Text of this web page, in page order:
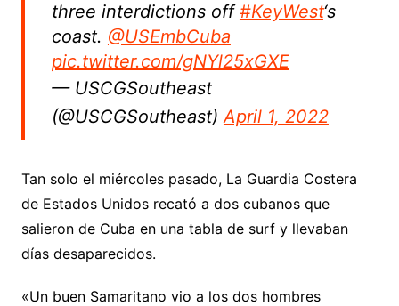
three interdictions off#KeyWest‘s
coast. @USEmbCuba
pic.twitter.com/gNYl25xGXE
— USCGSoutheast
(@USCGSoutheast)April 1, 2022
Tan solo el miércoles pasado, La Guardia Costera
de Estados Unidos recató a dos cubanos que
salieron de Cuba en una tabla de surf y llevaban
días desaparecidos.
«Un buen Samaritano vio a los dos hombres